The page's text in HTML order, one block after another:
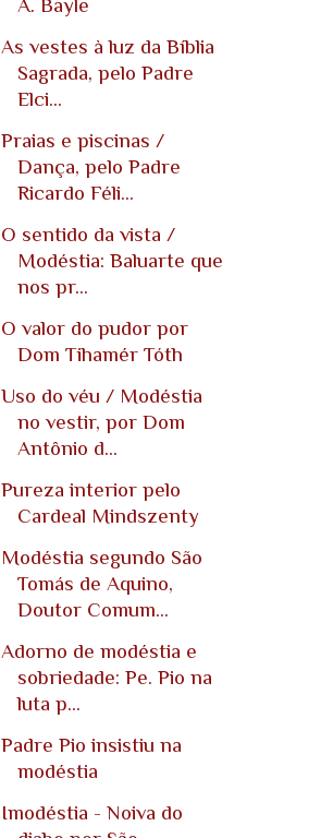
As vestes à luz da Bíblia
Sagrada, pelo Padre
Elci...
Praias e piscinas /
Dança, pelo Padre
Ricardo Féli...
O sentido da vista /
Modéstia: Baluarte que
nos pr...
O valor do pudor por
Dom Tihamér Tóth
Uso do véu / Modéstia
no vestir, por Dom
Antônio d...
Pureza interior pelo
Cardeal Mindszenty
Modéstia segundo São
Tomás de Aquino,
Doutor Comum...
Adorno de modéstia e
sobriedade: Pe. Pio na
luta p...
Padre Pio insistiu na
modéstia
Imodéstia - Noiva do